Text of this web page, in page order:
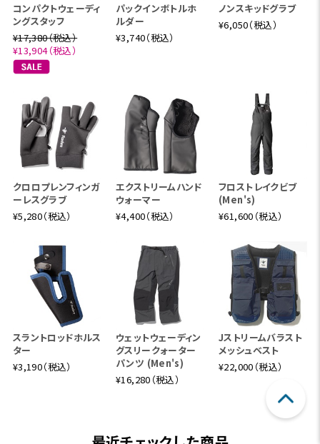
コンパクトウェーディ
ングスタッフ
¥17,380（税込）
¥13,904（税込）
パックインボトルホ
ルダー
¥3,740（税込）
ノンスキッドグラブ
¥6,050（税込）
クロロプレンフィンガ
ーレスグラブ
¥5,280（税込）
エクストリームハンド
ウォーマー
¥4,400（税込）
フロストレイクビブ
(Men's)
¥61,600（税込）
スラントロッドホルス
ター
¥3,190（税込）
ウェットウェーディン
グスリークォーター
パンツ (Men's)
¥16,280（税込）
Jストリームバラスト
メッシュベスト
¥22,000（税込）